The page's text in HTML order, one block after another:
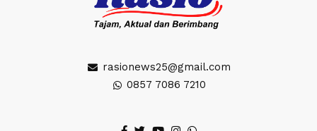
rasionews25@gmail.com
0857 7086 7210